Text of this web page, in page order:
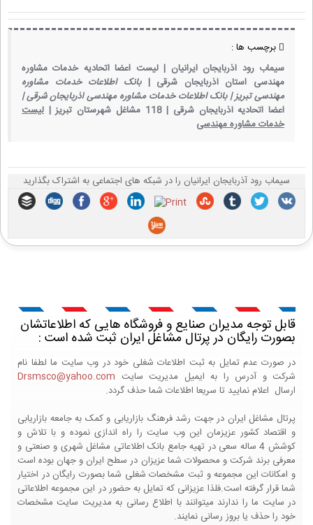
برچسب ها :
سیماب رود آذربایجان ایرانیان | لیست اعضا اتحادیه خدمات مشاوره
مهندسی استان آذربایجان شرقی | بانک اطلاعات خدمات مشاوره
مهندسی تبریز |بانک اطلاعات خدمات مشاوره مهندسی آذربایجان شرقی |
اعضا اتحادیه آذربایجان شرقی | 118 مشاغل شهرستان تبریز |
لیست
خدمات مشاوره مهندسی
سیماب رود آذربایجان ایرانیان را در شبکه های اجتماعی به اشتراک بگذارید
قابل توجه مدیران صنایع و فروشگاه هایی که اطلاعاتشان
بصورت رایگان در پرتال مشاغل ایران ثبت شده است :
در صورت عدم تمایل به ثبت اطلاعات شغلی خود در وب سایت ما لطفا نام
شرکت و آدرس را به ایمیل مدیریت سایت Drsmsco@yahoo.com
ارسال اعلام نمایید تا سریعا اطلاعات شما حذف گردد.
پرتال مشاغل ایران در جهت رشد فرهنگ بازاریابی و کمک به جامعه بازاریابی
و اقتصاد کشور عزیزمان این وب سایت را راه اندازی نموده و با تلاش و
کوشش 4 ساله سعی در تهیه جامع بانک اطلاعاتی مشاغل شهری و صنعتی و
معرفی برند شرکت و محصولات شما عزیزان در سطح ایران و جهان بوده است
و امکانات این مجموعه و ثبت مشخصات شغلی شما بصورت رایگان در اختیار
شما قرار گرفته است.فلذا عزیزانی که تمایل به حضور در این مجموعه اطلاعاتی
در سایت ما را ندارند میتوانند با اطلاع رسانی به مدیریت سایت مشخصات
خود را حذف یا بروز رسانی نمایند.